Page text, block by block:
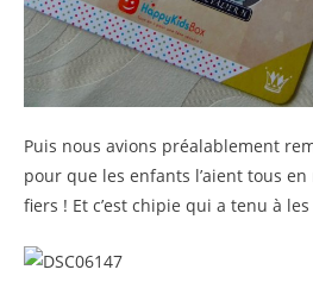
Puis nous avions préalablement
pour que les enfants l’aient tous
fiers ! Et c’est chipie qui a tenu à